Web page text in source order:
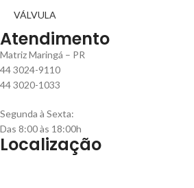
VÁLVULA
Atendimento
Matriz Maringá – PR
44 3024-9110
44 3020-1033
Segunda à Sexta:
Das 8:00 às 18:00h
Localização